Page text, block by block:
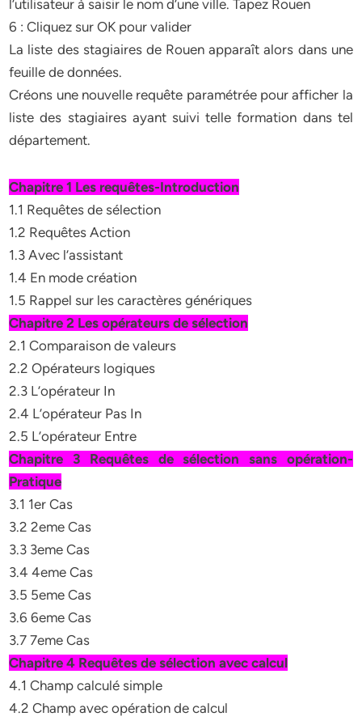
l’utilisateur à saisir le nom d’une ville. Tapez Rouen
6 : Cliquez sur OK pour valider
La liste des stagiaires de Rouen apparaît alors dans une
feuille de données.
Créons une nouvelle requête paramétrée pour afficher la
liste des stagiaires ayant suivi telle formation dans tel
département.
Chapitre 1 Les requêtes-Introduction
1.1 Requêtes de sélection
1.2 Requêtes Action
1.3 Avec l’assistant
1.4 En mode création
1.5 Rappel sur les caractères génériques
Chapitre 2 Les opérateurs de sélection
2.1 Comparaison de valeurs
2.2 Opérateurs logiques
2.3 L’opérateur In
2.4 L’opérateur Pas In
2.5 L’opérateur Entre
Chapitre 3 Requêtes de sélection sans opération-
Pratique
3.1 1er Cas
3.2 2eme Cas
3.3 3eme Cas
3.4 4eme Cas
3.5 5eme Cas
3.6 6eme Cas
3.7 7eme Cas
Chapitre 4 Requêtes de sélection avec calcul
4.1 Champ calculé simple
4.2 Champ avec opération de calcul